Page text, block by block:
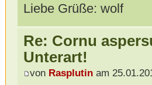
Liebe Grüße: wolf
Re: Cornu
Unterart!
von Rasplutinam